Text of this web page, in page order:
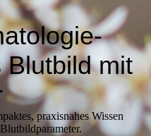
Blutbild mit
praxisnahes Wissen